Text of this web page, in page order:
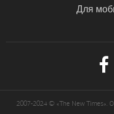
Для
2007-2024 © «The New Times».